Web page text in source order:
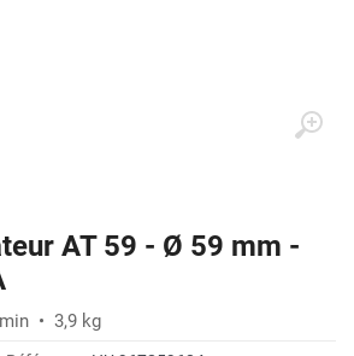
AT 59 - Ø 59 mm -
• 3,9 kg